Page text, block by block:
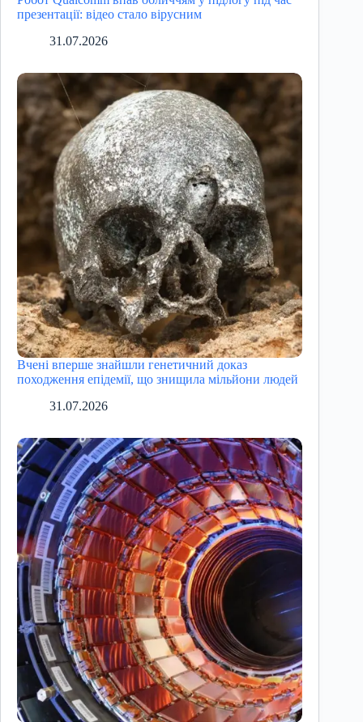
презентації: відео стало вірусним
31.07.2026
Вчені вперше знайшли генетичний доказ
походження епідемії, що знищила мільйони людей
31.07.2026